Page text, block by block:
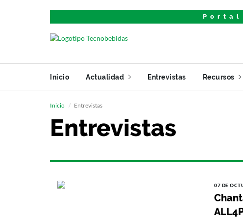
Portal
Inicio Actualidad Entrevistas Recursos
Inicio Entrevistas
Entrevistas
07 DE